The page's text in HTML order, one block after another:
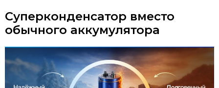
Суперконденсатор вместо
обычного аккумулятора